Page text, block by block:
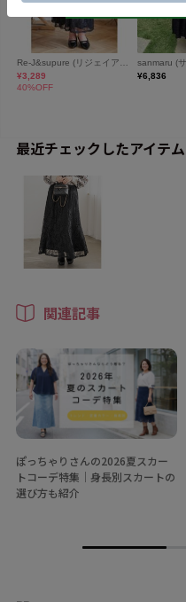
最近チェックしたアイテム
関連記事
ぽっちゃりさんの2026夏スカー
トコーデ特集│身長別スカートの
選び方も紹介